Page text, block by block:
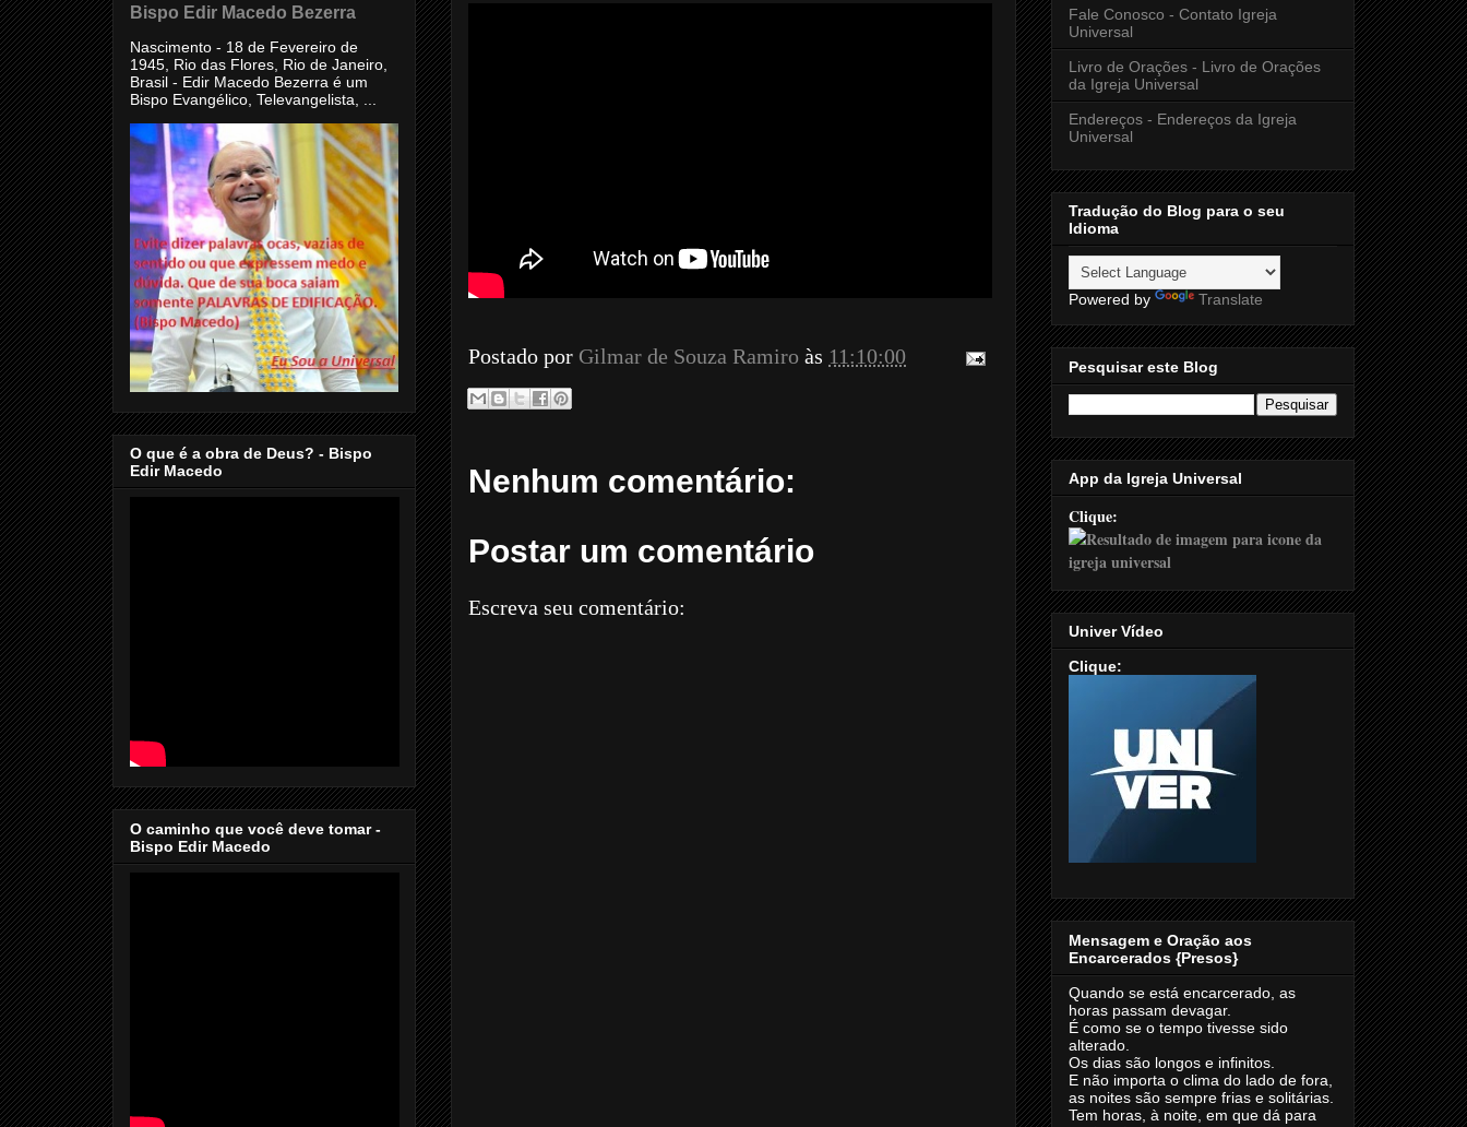
Postado por Gilmar de Souza Ramiro às 11:10:00
Nenhum comentário:
Postar um comentário
Escreva seu comentário:
Bispo Edir Macedo Bezerra
Nascimento - 18 de Fevereiro de
1945, Rio das Flores, Rio de Janeiro,
Brasil - Edir Macedo Bezerra é um
Bispo Evangélico, Televangelista, ...
O que é a obra de Deus? - Bispo
Edir Macedo
O caminho que você deve tomar -
Bispo Edir Macedo
Fale Conosco - Contato Igreja
Universal
Livro de Orações - Livro de Orações
da Igreja Universal
Endereços - Endereços da Igreja
Universal
Tradução do Blog para o seu
Idioma
Powered by Translate
Pesquisar este Blog
App da Igreja Universal
Clique:
Univer Vídeo
Clique:
Mensagem e Oração aos
Encarcerados {Presos}
Quando se está encarcerado, as
horas passam devagar.
É como se o tempo tivesse sido
alterado.
Os dias são longos e infinitos.
E não importa o clima do lado de fora,
as noites são sempre frias e solitárias.
Tem horas, à noite, em que dá para